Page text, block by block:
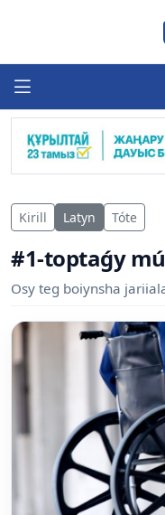
Kirill Latyn Tóte
#1-toptaǵy
Osy teg boiynsha